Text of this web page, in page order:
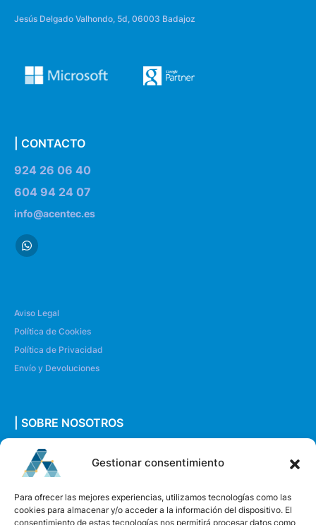
Gestionar consentimiento
Para ofrecer las mejores experiencias, utilizamos tecnologías como las
cookies para almacenar y/o acceder a la información del dispositivo. El
consentimiento de estas tecnologías nos permitirá procesar datos como
Jesús Delgado Valhondo, 5d, 06003 Badajoz
| CONTACTO
924 26 06 40
604 94 24 07
info@acentec.es
Aviso Legal
Política de Cookies
Política de Privacidad
Envío y Devoluciones
| SOBRE NOSOTROS
Quiénes somos
Envíanos un mensaje